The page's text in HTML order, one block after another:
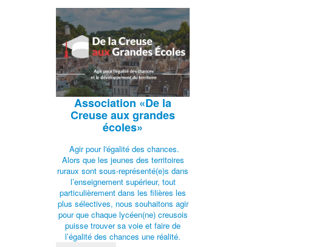
Association «De la
Creuse aux grandes
écoles»
Agir pour l'égalité des chances.
Alors que les jeunes des territoires
ruraux sont sous-représenté(e)s dans
l’enseignement supérieur, tout
particulièrement dans les filières les
plus sélectives, nous souhaitons agir
pour que chaque lycéen(ne) creusois
puisse trouver sa voie et faire de
l’égalité des chances une réalité.